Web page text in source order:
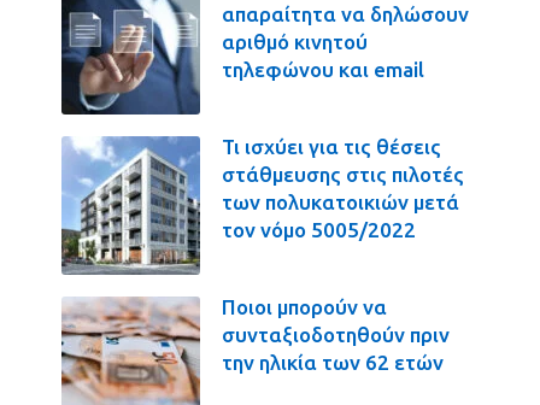
απαραίτητα να δηλώσουν
αριθμό κινητού
τηλεφώνου και email
Τι ισχύει για τις θέσεις
στάθμευσης στις πιλοτές
των πολυκατοικιών μετά
τον νόμο 5005/2022
Ποιοι μπορούν να
συνταξιοδοτηθούν πριν
την ηλικία των 62 ετών